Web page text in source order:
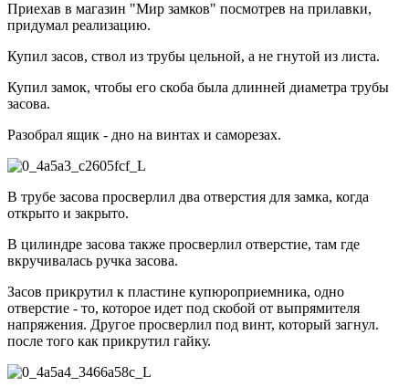
Приехав в магазин "Мир замков" посмотрев на прилавки,
придумал реализацию.
Купил засов, ствол из трубы цельной, а не гнутой из листа.
Купил замок, чтобы его скоба была длинней диаметра трубы
засова.
Разобрал ящик - дно на винтах и саморезах.
В трубе засова просверлил два отверстия для замка, когда
открыто и закрыто.
В цилиндре засова также просверлил отверстие, там где
вкручивалась ручка засова.
Засов прикрутил к пластине купюроприемника, одно
отверстие - то, которое идет под скобой от выпрямителя
напряжения. Другое просверлил под винт, который загнул.
после того как прикрутил гайку.